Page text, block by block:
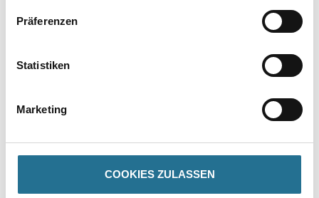
Präferenzen
Statistiken
Marketing
COOKIES ZULASSEN
PRODUKTEIGENSCHAFTEN
Produkteigenschaft
- Hohe mechanische und chemische Beständigkeit
- Antistatisch